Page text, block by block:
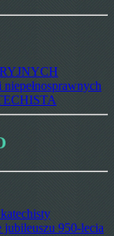
950-lecia